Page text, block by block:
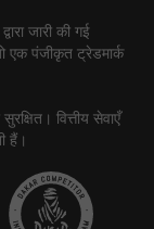
जारी की गई
एक पंजीकृत ट्रेडमार्क
वित्तीय सेवाएँ
हैं।